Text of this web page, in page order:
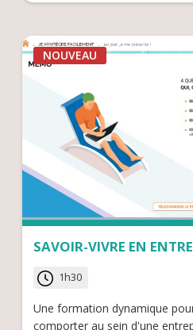
NOUVEAU
SAVOIR-VIVRE EN
1h30
Une formation dynamique
comporter au sein d'une